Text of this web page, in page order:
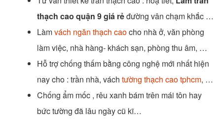
thạch cao quận 9 giá rẻđường vân chạm khắc …
Làmvách ngăn thạch caocho nhà ở, văn phòng
làm việc, nhà hàng- khách sạn, phòng thu âm, …
Hỗ trợ chống thấm bằng công nghệ mới nhất hiện
nay cho : trần nhà, vách tường thạch cao tphcm, …
Chống ẩm mốc , rêu xanh bám trên mái tôn hay
bức tường đã lâu ngày cũ kĩ…